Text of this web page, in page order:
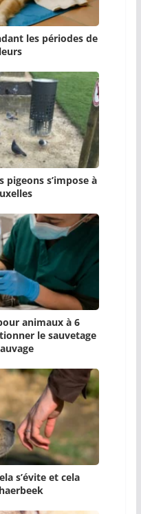
les périodes de
s’impose à
animaux à 6
le sauvetage
s’évite et cela